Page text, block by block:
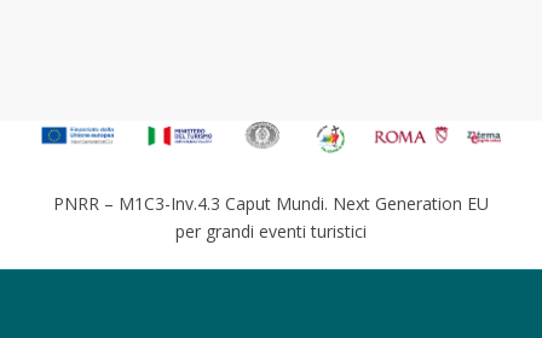
PNRR – M1C3-Inv.4.3 Caput Mundi. Next Generation EU
per grandi eventi turistici